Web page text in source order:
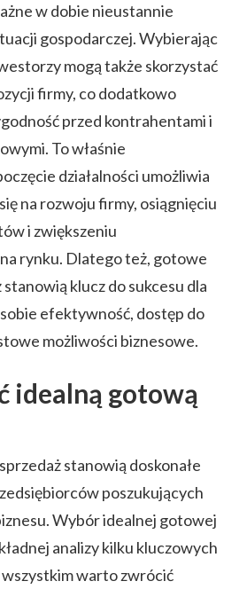
w dobie nieustannie
gospodarczej. Wybierając
mogą także skorzystać
firmy, co dodatkowo
przed kontrahentami i
To właśnie
działalności umożliwia
na rozwoju firmy, osiągnięciu
i zwiększeniu
rynku. Dlatego też, gotowe
stanowią klucz do sukcesu dla
efektywność, dostęp do
możliwości biznesowe.
idealną gotową
stanowią doskonałe
poszukujących
Wybór idealnej gotowej
analizy kilku kluczowych
warto zwrócić